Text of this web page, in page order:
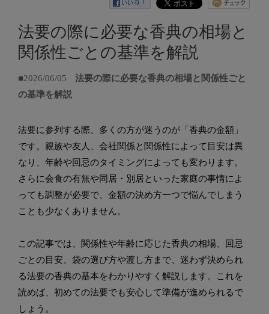
法要の際に必要な香典の相場と
関係性ごとの基準を解説
■2026/06/05
法要の際に必要な香典の相場と関係性ごと
の基準を解説
法要に参列する際、多くの方が迷うのが「香典の金額」
です。親族や友人、会社関係と関係性によって目安は異
なり、年齢や回忌のタイミングによっても変わります。
さらに会食の有無や同居・別居といった家庭の事情によ
っても調整が必要で、金額の決め方一つで悩んでしまう
ことも少なくありません。
この記事では、関係性や年齢に応じた香典の相場、回忌
ごとの目安、袋の選び方や渡し方まで、迷わず決められ
る法要の香典の基本をわかりやすく解説します。これを
読めば、初めての法要でも安心して準備が進められるで
しょう。